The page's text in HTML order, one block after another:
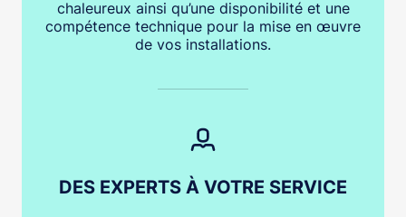
chaleureux ainsi qu’une disponibilité et une
compétence technique pour la mise en œuvre
de vos installations.
DES EXPERTS À VOTRE SERVICE